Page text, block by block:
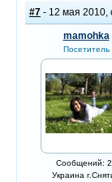
#7 - 12 мая 2010,
mamohka
Посетитель
Сообщений:
Украина